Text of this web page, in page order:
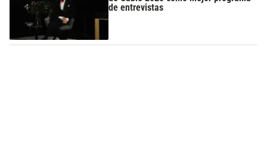
de entrevistas